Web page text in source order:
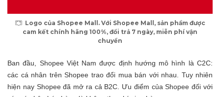
Logo của Shopee Mall. Với Shopee Mall, sản phẩm được
cam kết chính hãng 100%, đổi trả 7 ngày, miễn phí vận
chuyển
Ban đầu, Shopee Việt Nam được định hướng mô hình là C2C:
các cá nhân trên Shopee trao đổi mua bán với nhau. Tuy nhiên
hiện nay Shopee đã mở ra cả B2C. Ưu điểm của Shopee đối với